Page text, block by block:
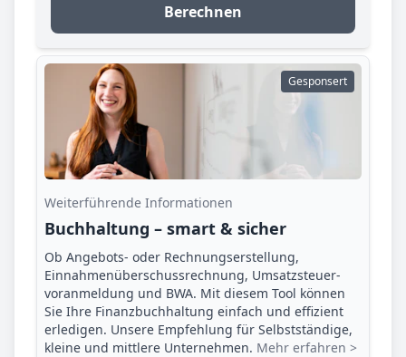
Berechnen
Gesponsert
Weiterführende Informationen
Buchhaltung – smart & sicher
Ob Angebots- oder Rechnungserstellung,
Einnahmenüberschuss­rechnung, Umsatzsteuer­
voranmeldung und BWA. Mit diesem Tool können
Sie Ihre Finanz­buchhaltung einfach und effizient
erledigen. Unsere Empfehlung für Selbstständige,
kleine und mittlere Unternehmen. Mehr erfahren >